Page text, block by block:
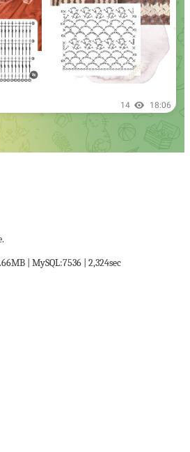
| MySQL:7536 | 2,324sec